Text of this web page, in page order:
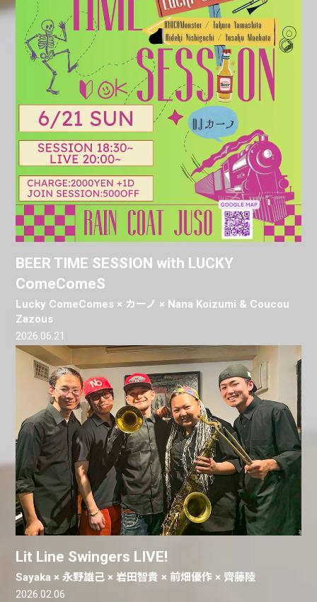
BEER TIME SESSION with LUCKY
ComeComeS
Lucky ComeComes × カーノ × Nana Koizumi & Coucou
Zazous
2026.06.21
Lit Line Swingers LIVE!
Sayaka × 永野雄己 × 岩田智貴 × 前畑優作 × 齊藤陸
2026.02.06